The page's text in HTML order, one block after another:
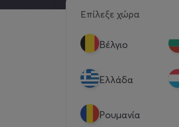
Επίλεξε χώρα
Βέλγιο
Eλλάδα
Ρουμανία